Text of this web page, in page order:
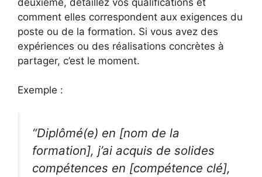
comment elles correspondent aux exigences du
poste ou de la formation. Si vous avez des
expériences ou des réalisations concrètes à
partager, c’est le moment.
Exemple :
“Diplômé(e) en [nom de la
formation], j’ai acquis de solides
compétences en [compétence clé],